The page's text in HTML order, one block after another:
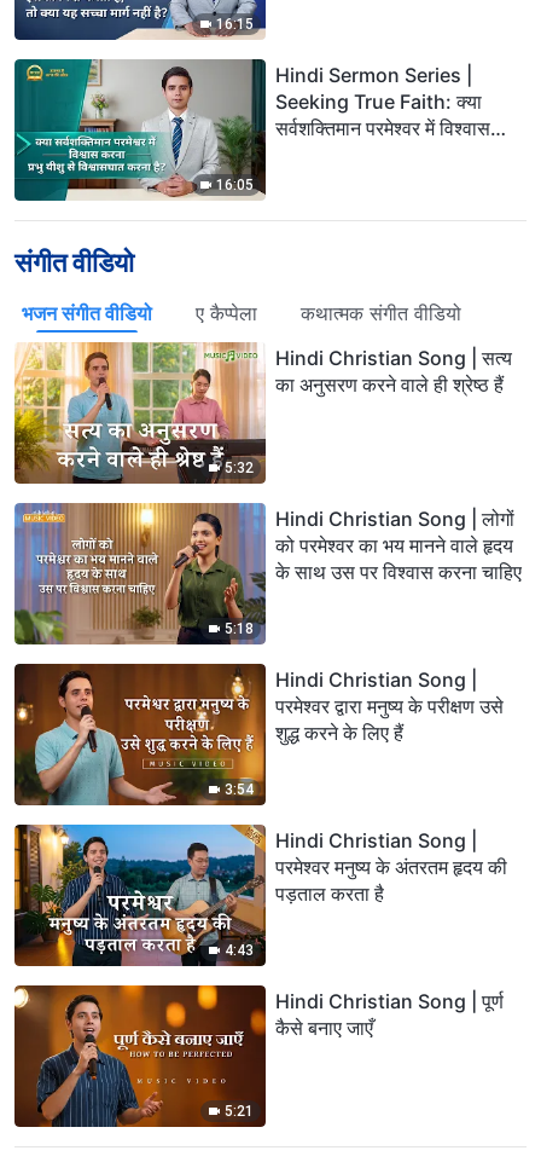
16:15
16:05
Hindi Sermon Series |
Seeking True Faith: क्या
सर्वशक्तिमान परमेश्वर में विश्वास
संगीत वीडियो
भजन संगीत वीडियो ए कैप्पेला कथात्मक संगीत वीडियो
5:32
Hindi Christian Song | सत्य
का अनुसरण करने वाले ही श्रेष्ठ हैं
5:18
Hindi Christian Song | लोगों
को परमेश्वर का भय मानने वाले हृदय
के साथ उस पर विश्वास करना चाहिए
3:54
Hindi Christian Song |
परमेश्वर द्वारा मनुष्य के परीक्षण उसे
शुद्ध करने के लिए हैं
4:43
Hindi Christian Song |
परमेश्वर मनुष्य के अंतरतम हृदय की
पड़ताल करता है
5:21
Hindi Christian Song | पूर्ण
कैसे बनाए जाएँ